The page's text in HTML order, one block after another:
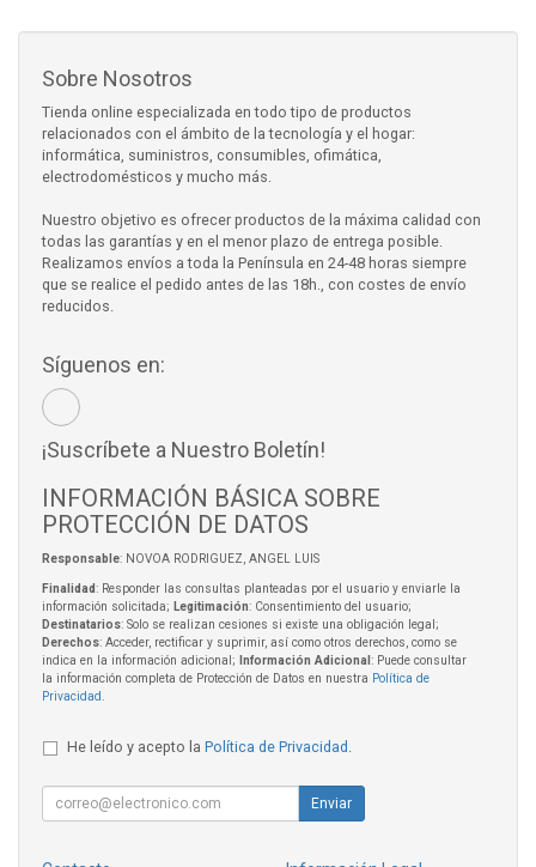
Sobre Nosotros
Tienda online especializada en todo tipo de productos
relacionados con el ámbito de la tecnología y el hogar:
informática, suministros, consumibles, ofimática,
electrodomésticos y mucho más.
Nuestro objetivo es ofrecer productos de la máxima calidad con
todas las garantías y en el menor plazo de entrega posible.
Realizamos envíos a toda la Península en 24-48 horas siempre
que se realice el pedido antes de las 18h., con costes de envío
reducidos.
Síguenos en:
¡Suscríbete a Nuestro Boletín!
INFORMACIÓN BÁSICA SOBRE
PROTECCIÓN DE DATOS
Responsable: NOVOA RODRIGUEZ, ANGEL LUIS
Finalidad: Responder las consultas planteadas por el usuario y enviarle la
información solicitada; Legitimación: Consentimiento del usuario;
Destinatarios: Solo se realizan cesiones si existe una obligación legal;
Derechos: Acceder, rectificar y suprimir, así como otros derechos, como se
indica en la información adicional;
Información Adicional : Puede consultar
la información completa de Protección de Datos en nuestra Política de
Privacidad
He leído y acepto la Política de Privacidad
Enviar